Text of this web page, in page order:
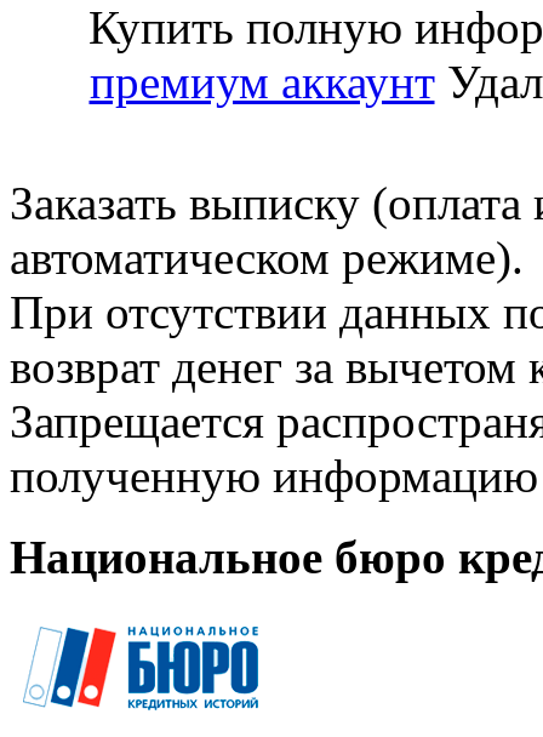
Купить полную
премиум аккаунт
Заказать выписку
автоматическом режиме).
При отсутствии данных
возврат денег за
Запрещается
полученную информацию
Национальное бюро